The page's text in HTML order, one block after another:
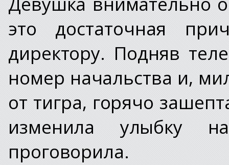
это достаточная
директору. Подняв
номер начальства и,
от тигра, горячо
изменила улыбку
проговорила.